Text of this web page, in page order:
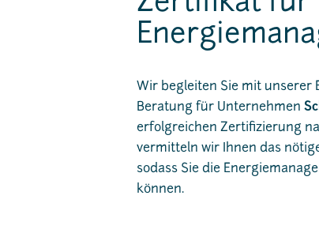
Wir begleiten Sie mit unserer
Beratung für Unternehmen
erfolgreichen Zertifizierung
vermitteln wir Ihnen das
sodass Sie die
können.